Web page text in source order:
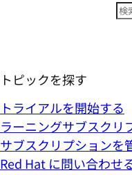
トピックを探す
トライアルを開始する
ラーニングサブスクリ
サブスクリプションを
Red Hat に問い合わせ